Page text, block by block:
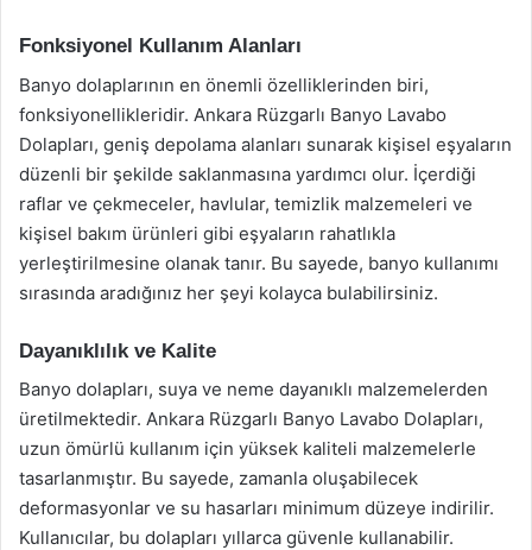
Fonksiyonel Kullanım Alanları
Banyo dolaplarının en önemli özelliklerinden biri,
fonksiyonellikleridir. Ankara Rüzgarlı Banyo Lavabo
Dolapları, geniş depolama alanları sunarak kişisel eşyaların
düzenli bir şekilde saklanmasına yardımcı olur. İçerdiği
raflar ve çekmeceler, havlular, temizlik malzemeleri ve
kişisel bakım ürünleri gibi eşyaların rahatlıkla
yerleştirilmesine olanak tanır. Bu sayede, banyo kullanımı
sırasında aradığınız her şeyi kolayca bulabilirsiniz.
Dayanıklılık ve Kalite
Banyo dolapları, suya ve neme dayanıklı malzemelerden
üretilmektedir. Ankara Rüzgarlı Banyo Lavabo Dolapları,
uzun ömürlü kullanım için yüksek kaliteli malzemelerle
tasarlanmıştır. Bu sayede, zamanla oluşabilecek
deformasyonlar ve su hasarları minimum düzeye indirilir.
Kullanıcılar, bu dolapları yıllarca güvenle kullanabilir.